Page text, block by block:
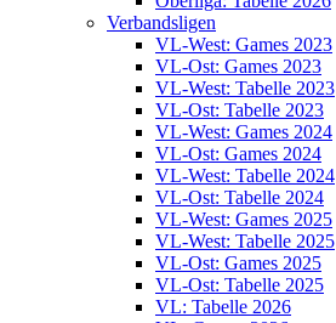
Verbandsligen
VL-West: Games 2023
VL-Ost: Games 2023
VL-West: Tabelle 2023
VL-Ost: Tabelle 2023
VL-West: Games 2024
VL-Ost: Games 2024
VL-West: Tabelle 2024
VL-Ost: Tabelle 2024
VL-West: Games 2025
VL-West: Tabelle 2025
VL-Ost: Games 2025
VL-Ost: Tabelle 2025
VL: Tabelle 2026